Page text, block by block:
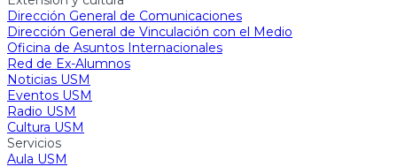
Dirección General de Comunicaciones
Dirección General de Vinculación con el Medio
Oficina de Asuntos Internacionales
Red de Ex-Alumnos
Noticias USM
Eventos USM
Radio USM
Cultura USM
Servicios
Aula USM